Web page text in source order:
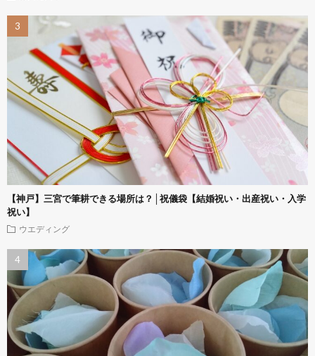
【神戸】三宮で筆耕できる場所は？│祝儀袋【結婚祝い・出産祝い・入学
祝い】
ウエディング